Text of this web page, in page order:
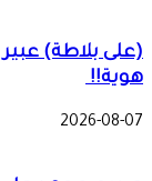
(على بلاطة) عبير
هوية!!
2026-08-07